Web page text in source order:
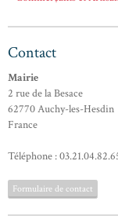
Contact
Mairie
2 rue de la Besace
62770 Auchy-les-Hesdin
France
Téléphone :
Formulaire de contact